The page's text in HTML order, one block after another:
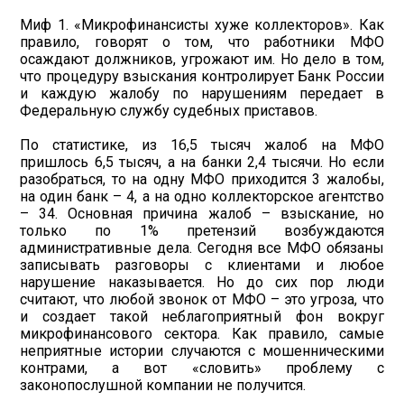
Миф 1. «Микрофинансисты хуже коллекторов». Как
правило, говорят о том, что работники МФО
осаждают должников, угрожают им. Но дело в том,
что процедуру взыскания контролирует Банк России
и каждую жалобу по нарушениям передает в
Федеральную службу судебных приставов.
По статистике, из 16,5 тысяч жалоб на МФО
пришлось 6,5 тысяч, а на банки 2,4 тысячи. Но если
разобраться, то на одну МФО приходится 3 жалобы,
на один банк – 4, а на одно коллекторское агентство
– 34. Основная причина жалоб – взыскание, но
только по 1% претензий возбуждаются
административные дела. Сегодня все МФО обязаны
записывать разговоры с клиентами и любое
нарушение наказывается. Но до сих пор люди
считают, что любой звонок от МФО – это угроза, что
и создает такой неблагоприятный фон вокруг
микрофинансового сектора. Как правило, самые
неприятные истории случаются с мошенническими
контрами, а вот «словить» проблему с
законопослушной компании не получится.